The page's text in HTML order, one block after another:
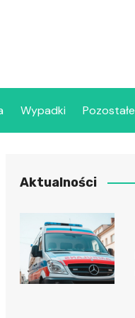
Szpital Wojskowy w
Publiczny
Zakład
Zdrowotnej
Wypadki Pozostałe
Aktualności